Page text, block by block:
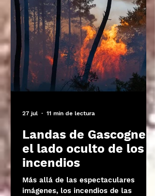
"humanités" tout le mois d'août.
Enfin, on l'espère : défilé de
chroniques – et pourquoi pas une
fanfare. Maintenant, c'est à VOUS de
Landas de Gascogne:
el lado oculto de los
incendios
Más allá de las espectaculares
imágenes, los incendios de las
27 jul 11 min de lectura